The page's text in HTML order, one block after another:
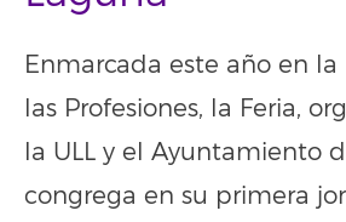
Enmarcada este año en
las Profesiones, la Feria,
la ULL y el Ayuntamiento
congrega en su primera